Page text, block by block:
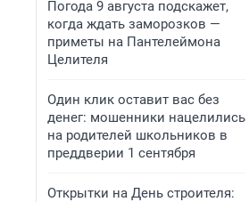
Погода 9 августа подскажет,
когда ждать заморозков —
приметы на Пантелеймона
Целителя
Один клик оставит вас без
денег: мошенники нацелились
на родителей школьников в
преддверии 1 сентября
Открытки на День строителя: